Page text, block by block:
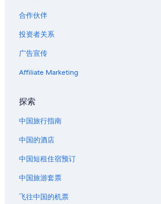
位于洛杉矶县的公寓式酒店
位于洛杉矶县的娱乐场酒店
位于洛杉矶县的经济型酒店
位于洛杉矶县的家庭式酒店
位于洛杉矶县的历史风格酒店
位于洛杉矶县的设有泳池的酒店
位于洛杉矶县的豪华酒店
位于洛杉矶县的滑雪酒店
位于洛杉矶县的设有 SPA 水疗的度假村酒店
位于洛杉矶县的水上乐园酒店
合作伙伴
投资者关系
广告宣传
Affiliate Marketing
探索
中国旅行指南
中国的酒店
中国短租住宿预订
中国旅游套票
飞往中国的机票